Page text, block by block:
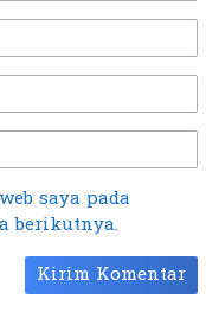
saya pada
berikutnya.